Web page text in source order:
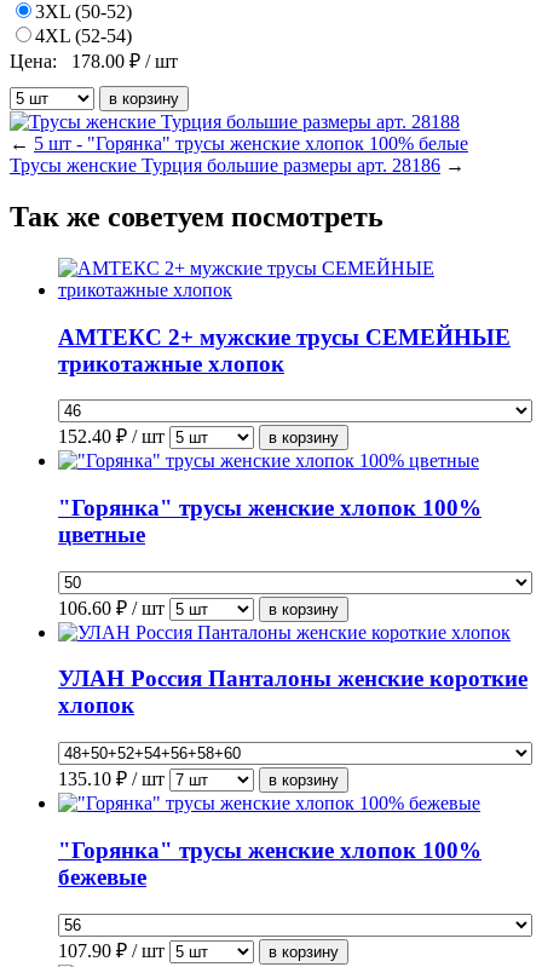
3XL (50-52)
4XL (52-54)
Цена:
178.00 ₽ / шт
← 5 шт - "Горянка" трусы женские хлопок 100% белые
Трусы женские Турция большие размеры арт. 28186 →
Так же советуем посмотреть
АМТЕКС 2+ мужские трусы СЕМЕЙНЫЕ
трикотажные хлопок
152.40 ₽ / шт
"Горянка" трусы женские хлопок 100%
цветные
106.60 ₽ / шт
УЛАН Россия Панталоны женские короткие
хлопок
135.10 ₽ / шт
"Горянка" трусы женские хлопок 100%
бежевые
107.90 ₽ / шт